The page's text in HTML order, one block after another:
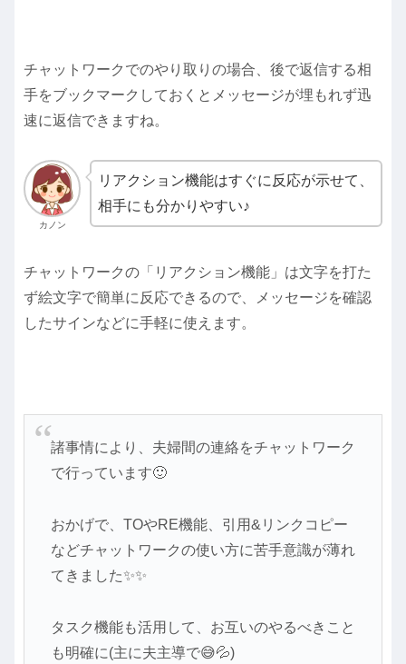
チャットワークでのやり取りの場合、後で返信する相
手をブックマークしておくとメッセージが埋もれず迅
速に返信できますね。
カノン
リアクション機能はすぐに反応が示せて、
相手にも分かりやすい♪
チャットワークの「リアクション機能」は文字を打た
ず絵文字で簡単に反応できるので、メッセージを確認
したサインなどに手軽に使えます。
諸事情により、夫婦間の連絡をチャットワーク
で行っています🙂
おかげで、TOやRE機能、引用&リンクコピー
などチャットワークの使い方に苦手意識が薄れ
てきました✨✨
タスク機能も活用して、お互いのやるべきこと
も明確に(主に夫主導で😅💦)